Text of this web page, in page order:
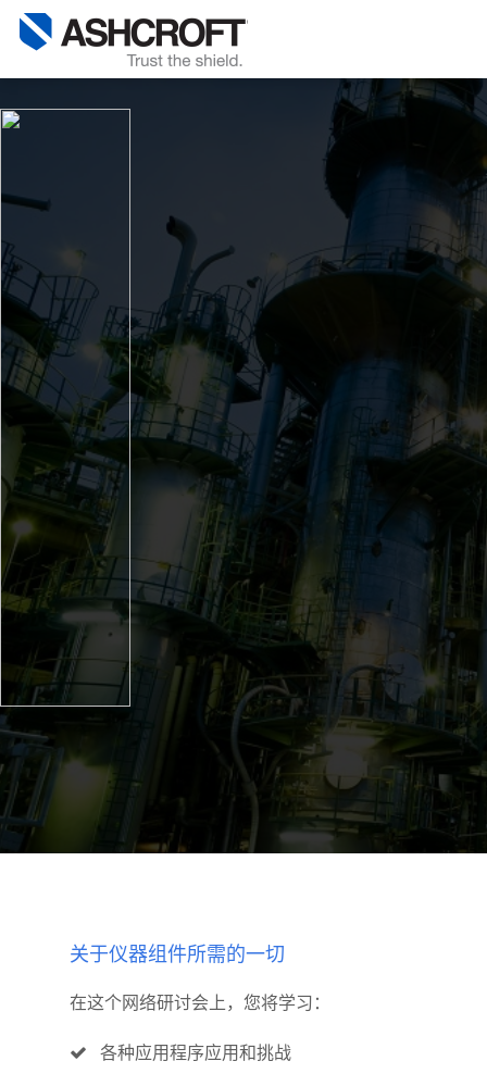
关于仪器组件所需的一切
在这个网络研讨会上，您将学习：
各种应用程序应用和挑战